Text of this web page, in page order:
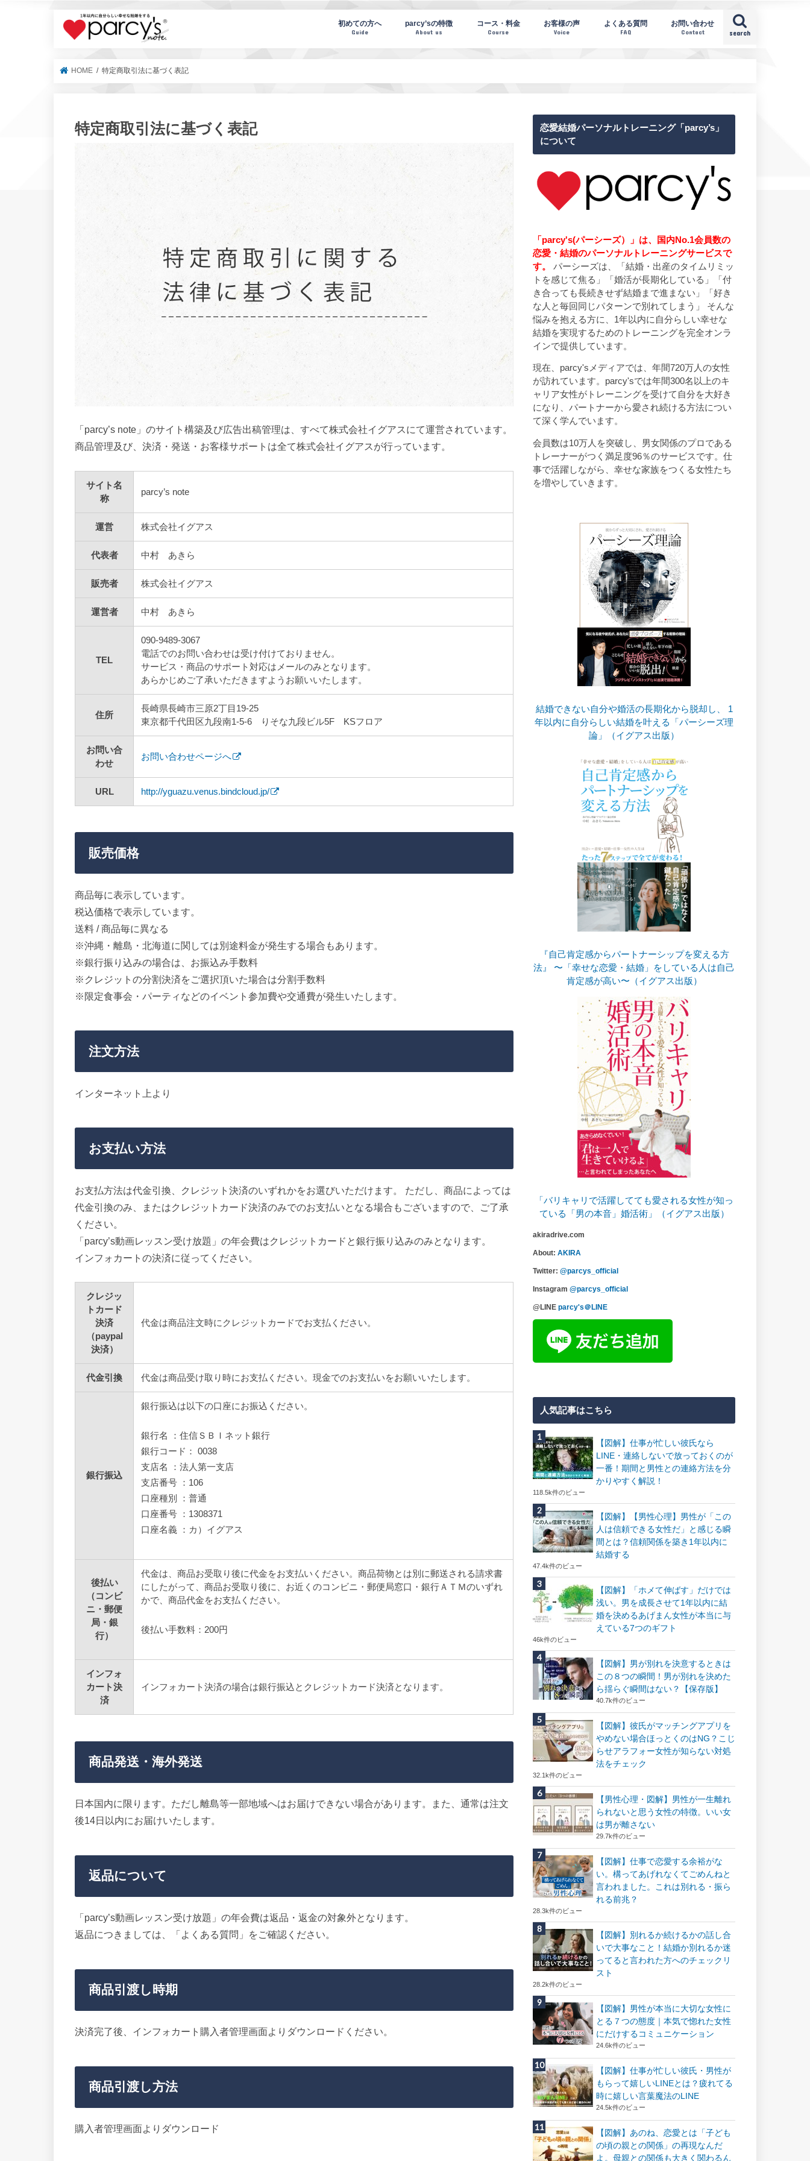
parcy's note(パーシーズノート) search
初めての方へ
Guide
parcy’sの特徴
About us
コース・料金
Course
お客様の声
Voice
よくある質問
FAQ
お問い合わせ
Contact
HOME 特定商取引法に基づく表記
特定商取引法に基づく表記
「parcy’s note」のサイト構築及び広告出稿管理は、すべて株式会社イグアスにて運営されています。
商品管理及び、決済・発送・お客様サポートは全て株式会社イグアスが行っています。
サイト名
称
parcy’s note
運営 株式会社イグアス
代表者 中村 あきら
販売者 株式会社イグアス
運営者 中村 あきら
TEL
090-9489-3067
電話でのお問い合わせは受け付けておりません。
サービス・商品のサポート対応はメールのみとなります。
あらかじめご了承いただきますようお願いいたします。
住所
長崎県長崎市三原2丁目19-25
東京都千代田区九段南1-5-6 りそな九段ビル5F KSフロア
お問い合
わせ
お問い合わせページへ
URL http://yguazu.venus.bindcloud.jp/
販売価格
商品毎に表示しています。
税込価格で表示しています。
送料 / 商品毎に異なる
※沖縄・離島・北海道に関しては別途料金が発生する場合もあります。
※銀行振り込みの場合は、お振込み手数料
※クレジットの分割決済をご選択頂いた場合は分割手数料
※限定食事会・パーティなどのイベント参加費や交通費が発生いたします。
注文方法
インターネット上より
お支払い方法
お支払方法は代金引換、クレジット決済のいずれかをお選びいただけます。 ただし、商品によっては
代金引換のみ、またはクレジットカード決済のみでのお支払いとなる場合もございますので、ご了承
ください。
「parcy’s動画レッスン受け放題」の年会費はクレジットカードと銀行振り込みのみとなります。
インフォカートの決済に従ってください。
クレジッ
トカード
決済
（paypal
決済）
代金は商品注文時にクレジットカードでお支払ください。
代金引換 代金は商品受け取り時にお支払ください。現金でのお支払いをお願いいたします。
銀行振込
銀行振込は以下の口座にお振込ください。
銀行名 ：住信ＳＢＩネット銀行
銀行コード： 0038
支店名 ：法人第一支店
支店番号 ：106
口座種別 ：普通
口座番号 ：1308371
口座名義 ：カ）イグアス
後払い
（コンビ
ニ・郵便
局・銀
行）
代金は、商品お受取り後に代金をお支払いください。商品荷物とは別に郵送される請求書
にしたがって、商品お受取り後に、お近くのコンビニ・郵便局窓口・銀行ＡＴＭのいずれ
かで、商品代金をお支払ください。
後払い手数料：200円
インフォ
カート決
済
インフォカート決済の場合は銀行振込とクレジットカード決済となります。
商品発送・海外発送
日本国内に限ります。ただし離島等一部地域へはお届けできない場合があります。また、通常は注文
後14日以内にお届けいたします。
返品について
「parcy’s動画レッスン受け放題」の年会費は返品・返金の対象外となります。
返品につきましては、「よくある質問」をご確認ください。
商品引渡し時期
決済完了後、 インフォカート購入者管理画面よりダウンロードください。
商品引渡し方法
購入者管理画面よりダウンロード
恋愛結婚パーソナルトレーニング「parcy’s」
について
「parcy's(パーシーズ）」は、国内No.1会員数の
恋愛・結婚のパーソナルトレーニングサービスで
す。
パーシーズは、「結婚・出産のタイムリミッ
トを感じて焦る」「婚活が長期化している」「付
き合っても長続きせず結婚まで進まない」「好き
な人と毎回同じパターンで別れてしまう」 そんな
悩みを抱える方に、1年以内に自分らしい幸せな
結婚を実現するためのトレーニングを完全オンラ
インで提供しています。
現在、parcy'sメディアでは、年間720万人の女性
が訪れています。parcy'sでは年間300名以上のキ
ャリア女性がトレーニングを受けて自分を大好き
になり、パートナーから愛され続ける方法につい
て深く学んでいます。
会員数は10万人を突破し、男女関係のプロである
トレーナーがつく満足度96％のサービスです。仕
事で活躍しながら、幸せな家族をつくる女性たち
を増やしていきます。
結婚できない自分や婚活の長期化から脱却し、 1
年以内に自分らしい結婚を叶える「パーシーズ理
論」（イグアス出版）
『自己肯定感からパートナーシップを変える方
法』 〜「幸せな恋愛・結婚」をしている人は自己
肯定感が高い〜（イグアス出版）
「バリキャリで活躍してても愛される女性が知っ
ている「男の本音」婚活術」（イグアス出版）
akiradrive.com
About: AKIRA
Twitter: @parcys_official
Instagram @parcys_official
@LINE parcy's＠LINE
人気記事はこちら
【図解】仕事が忙しい彼氏なら
LINE・連絡しないで放っておくのが
一番！期間と男性との連絡方法を分
かりやすく解説！
118.5k件のビュー
【図解】【男性心理】男性が「この
人は信頼できる女性だ」と感じる瞬
間とは？信頼関係を築き1年以内に
結婚する
47.4k件のビュー
【図解】「ホメて伸ばす」だけでは
浅い。男を成長させて1年以内に結
婚を決めるあげまん女性が本当に与
えている7つのギフト
46k件のビュー
【図解】男が別れを決意するときは
この８つの瞬間！男が別れを決めた
ら揺らぐ瞬間はない？【保存版】
40.7k件のビュー
【図解】彼氏がマッチングアプリを
やめない場合ほっとくのはNG？こじ
らせアラフォー女性が知らない対処
法をチェック
32.1k件のビュー
【男性心理・図解】男性が一生離れ
られないと思う女性の特徴。いい女
は男が離さない
29.7k件のビュー
【図解】仕事で恋愛する余裕がな
い。構ってあげれなくてごめんねと
言われました。これは別れる・振ら
れる前兆？
28.3k件のビュー
【図解】別れるか続けるかの話し合
いで大事なこと！結婚か別れるか迷
ってると言われた方へのチェックリ
スト
28.2k件のビュー
【図解】男性が本当に大切な女性に
とる７つの態度｜本気で惚れた女性
にだけするコミュニケーション
24.6k件のビュー
【図解】仕事が忙しい彼氏・男性が
もらって嬉しいLINEとは？疲れてる
時に嬉しい言葉魔法のLINE
24.5k件のビュー
【図解】あのね、恋愛とは「子ども
の頃の親との関係」の再現なんだ
よ。母親との関係も大きく関わるん